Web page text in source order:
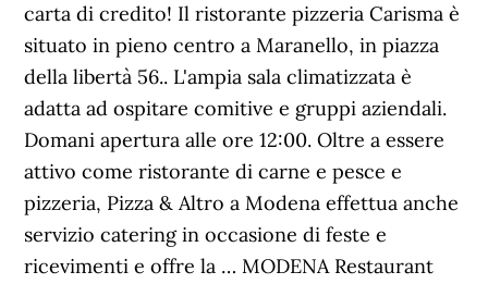
carta di credito! Il ristorante pizzeria Carisma è
situato in pieno centro a Maranello, in piazza
della libertà 56.. L'ampia sala climatizzata è
adatta ad ospitare comitive e gruppi aziendali.
Domani apertura alle ore 12:00. Oltre a essere
attivo come ristorante di carne e pesce e
pizzeria, Pizza & Altro a Modena effettua anche
servizio catering in occasione di feste e
ricevimenti e offre la … MODENA Restaurant